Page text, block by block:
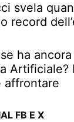
svela
record
ha ancora
Artificiale?
affrontare
FB E X